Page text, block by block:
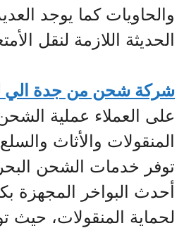
والحاويات كما يوجد
الحديثة اللازمة لنقل
شركة شحن من جدة الي
على العملاء عملية
المنقولات والأثاث
توفر خدمات الشحن
أحدث البواخر المجهزة
لحماية المنقولات، حيث